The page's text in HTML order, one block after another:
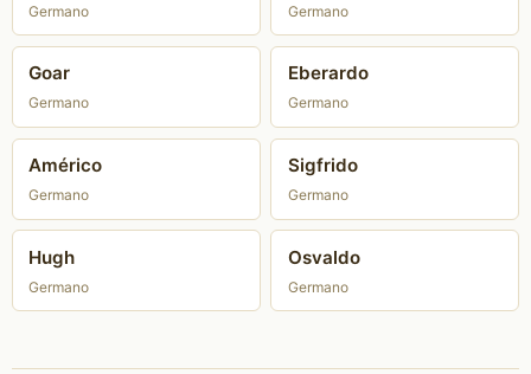
Germano Germano
Goar
Germano
Eberardo
Germano
Américo
Germano
Sigfrido
Germano
Hugh
Germano
Osvaldo
Germano